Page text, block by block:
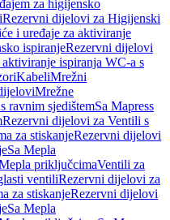
za higijensko
Rezervni dijelovi za Higijenski
i uređaje za aktiviranje
ispiranjeRezervni dijelovi
ispiranja WC-a s
KabeliMrežni
Mrežne
ravnim sjedištemSa Mapress
Rezervni dijelovi za Ventili s
za stiskanjeRezervni dijelovi
Sa Mepla
priključcimaVentili za
ventiliRezervni dijelovi za
za stiskanjeRezervni dijelovi
Sa Mepla